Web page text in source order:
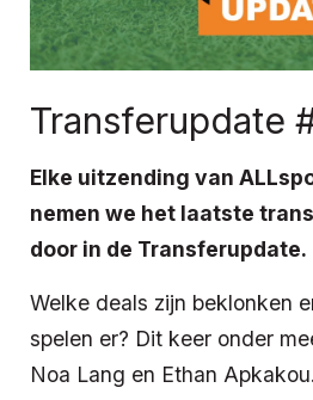
Transferupdate
Elke uitzending van
nemen we het laatste
door in de Transferupdate.
Welke deals zijn beklonken
spelen er? Dit keer onder
Noa Lang en Ethan Apkakou.